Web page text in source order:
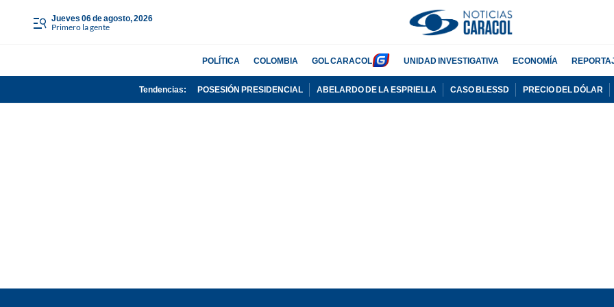
jueves 06 de agosto, 2026
Primero la gente
POLÍTICA COLOMBIA GOL CARACOL UNIDAD INVESTIGATIVA ECONOMÍA
Tendencias: POSESIÓN PRESIDENCIAL ABELARDO DE LA ESPRIELLA CASO BLESSD PRECIO DEL DÓLAR